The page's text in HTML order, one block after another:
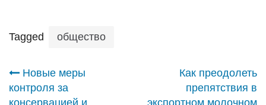
Tagged общество
Навигация
Новые меры
контроля за
консервацией и
Как преодолеть
препятствия в
экспортном молочном